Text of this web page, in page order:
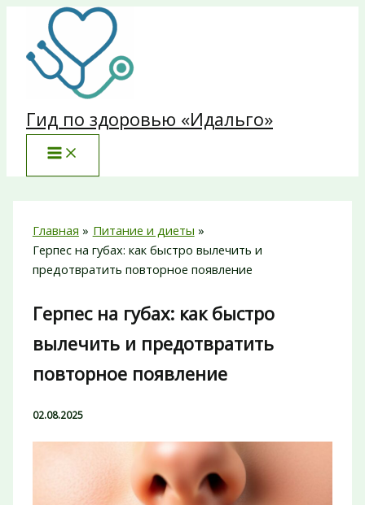
Перейти
содержимому
Гид по здоровью «Идальго»
Главная
Питание и диеты
Герпес на губах: как быстро вылечить и
предотвратить повторное появление
Герпес на губах: как быстро
вылечить и предотвратить
повторное появление
02.08.2025